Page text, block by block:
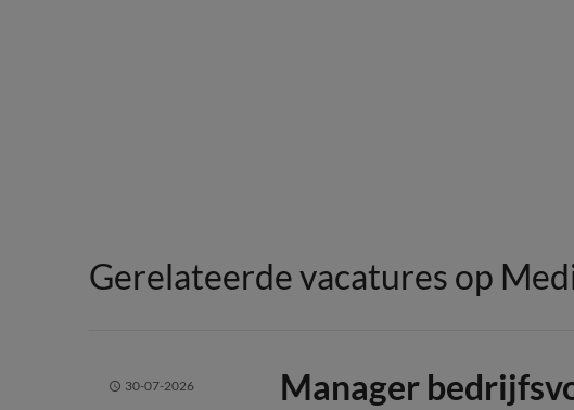
Gerelateerde vacatures op
30-07-2026 Manager